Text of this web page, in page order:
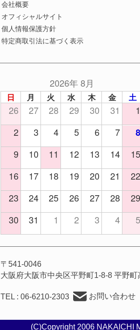
会社概要
オフィシャルサイト
個人情報保護方針
特定商取引法に基づく表示
2026年 8月
日 月 火 水 木 金 土
26 27 28 29 30 31
1
2
3 4 5 6 7
8
9
10 11 12 13 14
15
16
17 18 19 20 21
22
23
24 25 26 27 28
29
30
31 1 2 3 4 5
〒541-0046
大阪府大阪市中央区平野町1-8-8 平野町
TEL : 06-6210-2303 お問い合わせ
(C)Copyright 2006 NAKAICHI